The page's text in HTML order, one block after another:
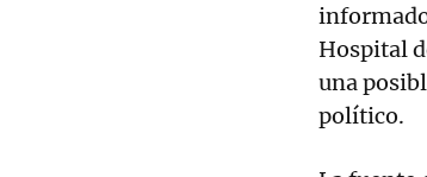
Hospital
una
político.